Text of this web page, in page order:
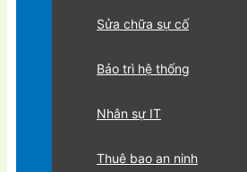
Sửa chữa sự cố
Bảo trì hệ thống
Nhân sự IT
Thuê bao an ninh